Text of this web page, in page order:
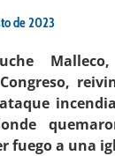
de 2023
fuego a una